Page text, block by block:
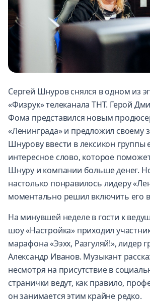
Сергей Шнуров снялся в одном из
«Физрук» телеканала ТНТ. Герой
Фома представился новым
«Ленинграда» и предложил своему
Шнурову ввести в лексикон группы
интересное слово, которое
Шнуру и компании больше денег.
настолько понравилось лидеру
моментально решил включить его
На минувшей неделе в гости к
шоу «Настройка» приходил
марафона «Ээхх, Разгуляй!», лидер
Александр Иванов. Музыкант
несмотря на присутствие в
странички ведут, как правило,
он занимается этим крайне редко.